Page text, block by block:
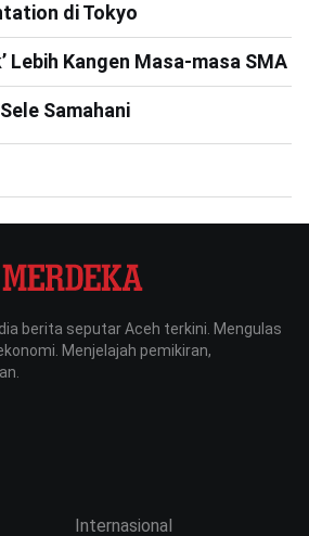
di Tokyo
Lebih Kangen Masa-masa SMA
Samahani
berita seputar Aceh terkini. Mengulas
Menjelajah pemikiran,
Internasional